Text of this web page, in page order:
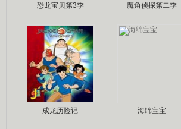
恐龙宝贝第3季 魔角侦探第二季
成龙历险记 海绵宝宝